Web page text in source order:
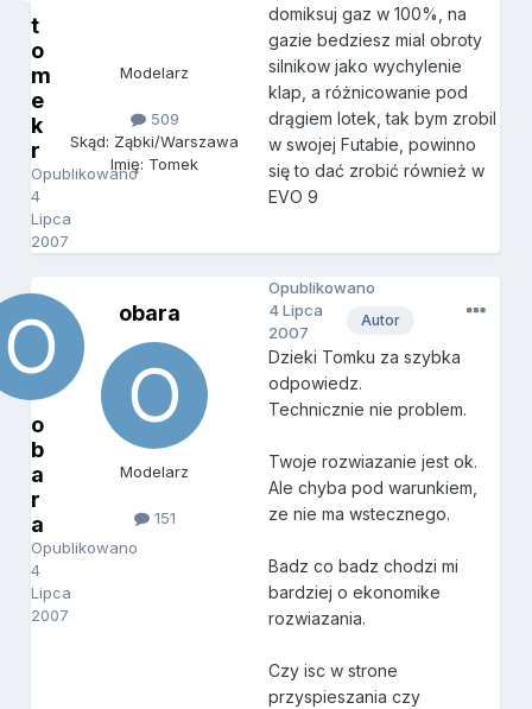
t
o
m
e
k
r
Opublikowano
4
Lipca
2007
Modelarz
509
Skąd: Ząbki/Warszawa
Imię: Tomek
domiksuj gaz w 100%, na
gazie bedziesz mial obroty
silnikow jako wychylenie
klap, a różnicowanie pod
drągiem lotek, tak bym zrobil
w swojej Futabie, powinno
się to dać zrobić również w
EVO 9
o
b
a
r
a
Opublikowano
4
Lipca
2007
obara
Modelarz
151
Autor
Opublikowano
4 Lipca
2007
Dzieki Tomku za szybka
odpowiedz.
Technicznie nie problem.
Twoje rozwiazanie jest ok.
Ale chyba pod warunkiem,
ze nie ma wstecznego.
Badz co badz chodzi mi
bardziej o ekonomike
rozwiazania.
Czy isc w strone
przyspieszania czy